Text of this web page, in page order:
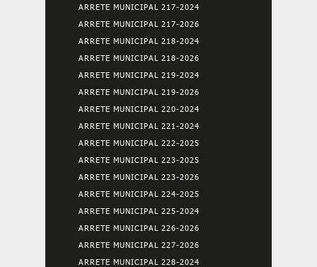
ARRETE MUNICIPAL 217-2024
ARRETE MUNICIPAL 217-2026
ARRETE MUNICIPAL 218-2024
ARRETE MUNICIPAL 218-2026
ARRETE MUNICIPAL 219-2024
ARRETE MUNICIPAL 219-2026
ARRETE MUNICIPAL 220-2024
ARRETE MUNICIPAL 221-2024
ARRETE MUNICIPAL 222-2025
ARRETE MUNICIPAL 223-2025
ARRETE MUNICIPAL 223-2026
ARRETE MUNICIPAL 224-2025
ARRETE MUNICIPAL 225-2024
ARRETE MUNICIPAL 226-2026
ARRETE MUNICIPAL 227-2026
ARRETE MUNICIPAL 228-2024